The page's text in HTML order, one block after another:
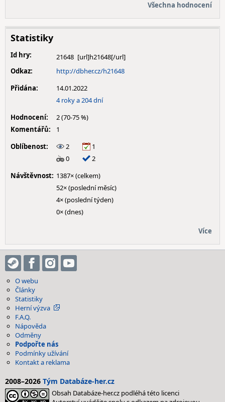
Všechna hodnocení
Statistiky
Id hry:
21648
Odkaz:
http://dbher.cz/h21648
Přidána:
14.01.2022
4 roky a 204 dní
Hodnocení:
2 (70-75 %)
Komentářů:
1
Oblíbenost:
2
1
0
2
Návštěvnost: 1387× (celkem)
52× (poslední měsíc)
4× (poslední týden)
0× (dnes)
Více
O webu
Články
Statistiky
Herní výzva
F.A.Q.
Nápověda
Odměny
Podpořte nás
Podmínky užívání
Kontakt a reklama
2008–2026 Tým Databáze-her.cz
Obsah Databáze-her.cz podléhá této licenci